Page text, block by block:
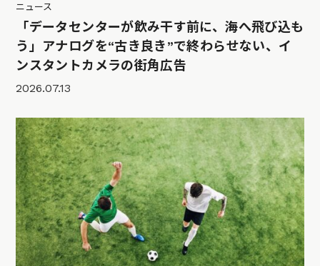
ニュース
「データセンターが飲み干す前に、海へ飛び込も
う」アナログを“古き良き”で終わらせない、イ
ンスタントカメラの街角広告
2026.07.13